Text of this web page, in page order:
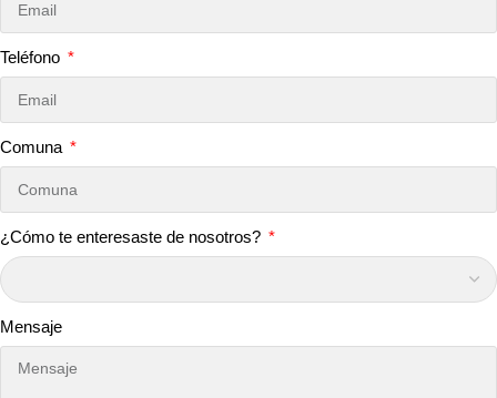
Teléfono
Comuna
¿Cómo te enteresaste de nosotros?
Mensaje